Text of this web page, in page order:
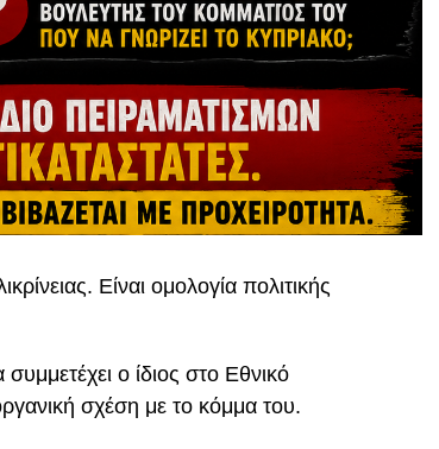
Είναι ομολογία πολιτικής
ο ίδιος στο Εθνικό
σχέση με το κόμμα του.